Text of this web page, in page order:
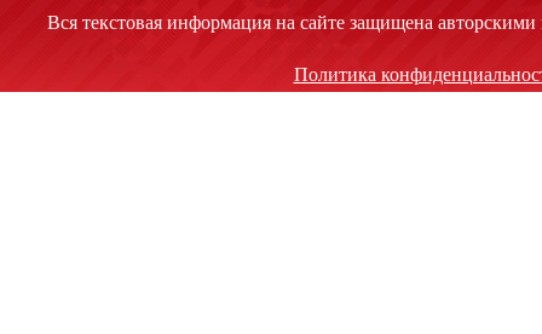
Вся текстовая информация на сайте защищена
Политика